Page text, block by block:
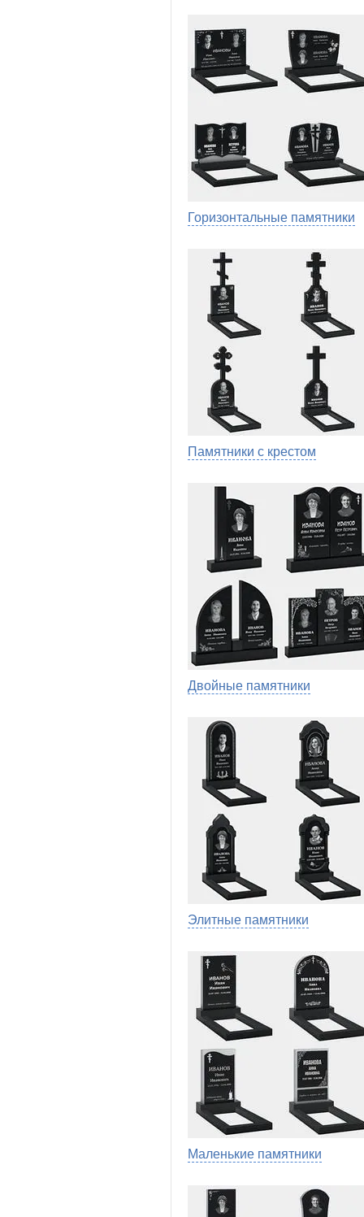
Горизонтальные памятники
Памятники с крестом
Двойные памятники
Элитные памятники
Маленькие памятники